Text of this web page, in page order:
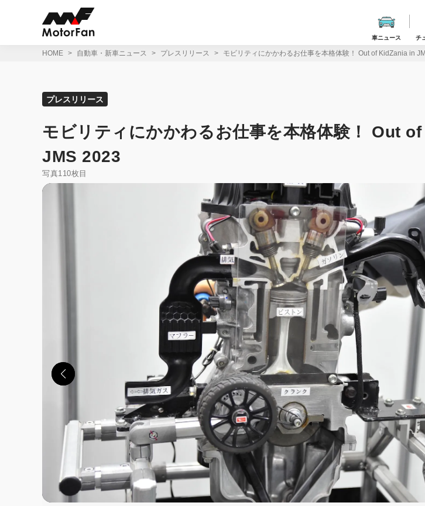
車ニュース チ
HOME 自動車・新車ニュース プレスリリース モビリティにかかわるお仕事を本格体験！ Out of KidZania in
プレスリリース
モビリティにかかわるお仕事を本格体験！ Out
JMS 2023
写真110枚目